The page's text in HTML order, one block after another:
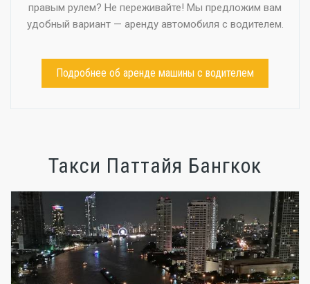
правым рулем? Не переживайте! Мы предложим вам
удобный вариант — аренду автомобиля с водителем.
Подробнее об аренде машины с водителем
Такси Паттайя Бангкок